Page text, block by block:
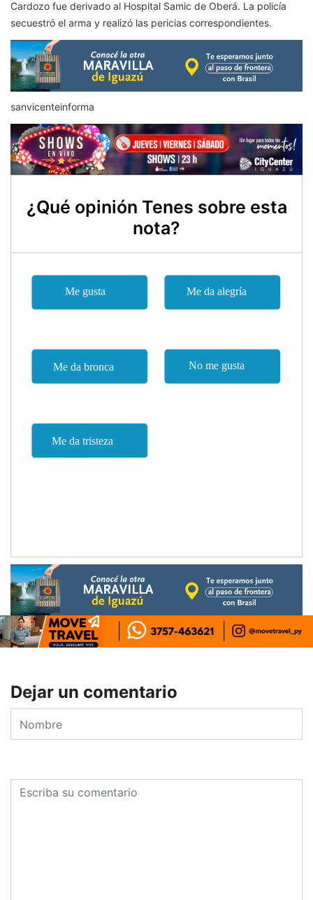
Cardozo fue derivado al Hospital Samic de Oberá. La policía
secuestró el arma y realizó las pericias correspondientes.
sanvicenteinforma
¿Qué opinión Tenes sobre esta
nota?
Dejar un comentario